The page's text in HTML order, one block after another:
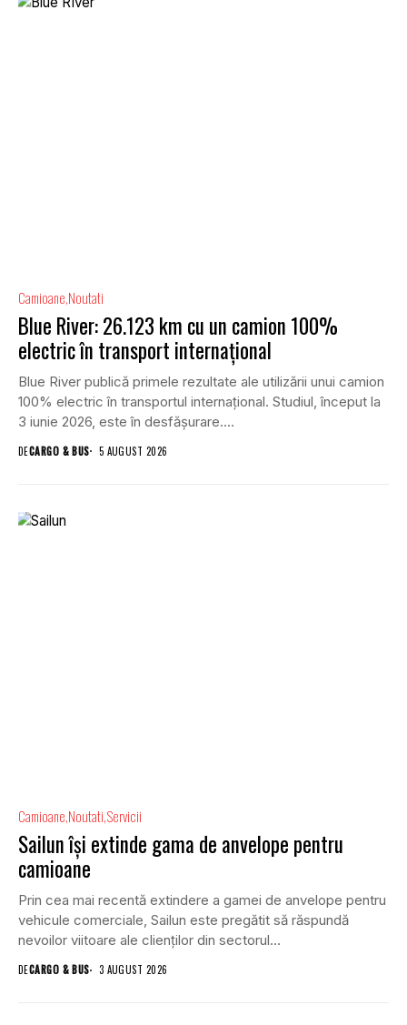
Camioane Noutati
Blue River: 26.123 km cu un camion 100%
electric în transport internațional
Blue River publică primele rezultate ale utilizării unui camion
100% electric în transportul internațional. Studiul, început la
3 iunie 2026, este în desfășurare....
DECARGO & BUS 5 AUGUST 2026
Camioane Noutati Servicii
Sailun își extinde gama de anvelope pentru
camioane
Prin cea mai recentă extindere a gamei de anvelope pentru
vehicule comerciale, Sailun este pregătit să răspundă
nevoilor viitoare ale clienților din sectorul...
DECARGO & BUS 3 AUGUST 2026